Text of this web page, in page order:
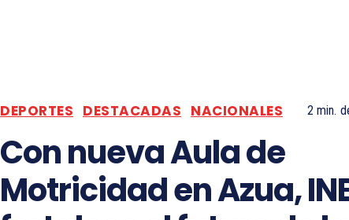
DEPORTES DESTACADAS NACIONALES 2 min.
Con nueva Aula de
Motricidad en Azua,